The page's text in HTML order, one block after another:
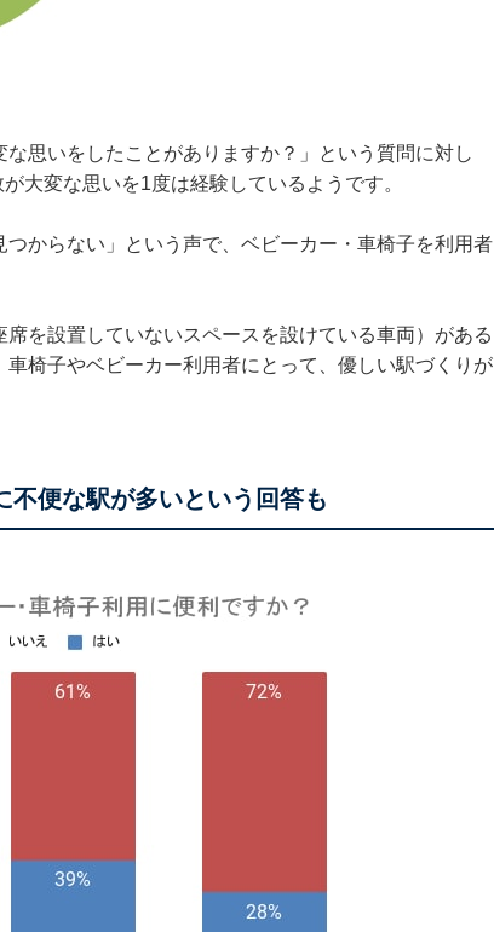
思いをしたことがありますか？」という質問に対し
大変な思いを1度は経験しているようです。
からない」という声で、ベビーカー・車椅子を利用者
を設置していないスペースを設けている車両）がある
椅子やベビーカー利用者にとって、優しい駅づくりが
便な駅が多いという回答も